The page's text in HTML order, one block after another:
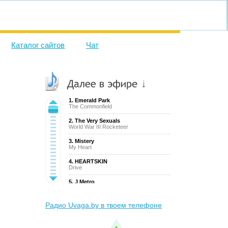
Каталог сайтов Чат
1. Emerald Park
The Commonfield
2. The Very Sexuals
World War III Rocketeer
3. Mistery
My Heart
4. HEARTSKIN
Drive
5. J Metro
6. Kellee Maize
In Tune (J. Glaze Remix)
Радио Uvaga.by в твоем телефоне